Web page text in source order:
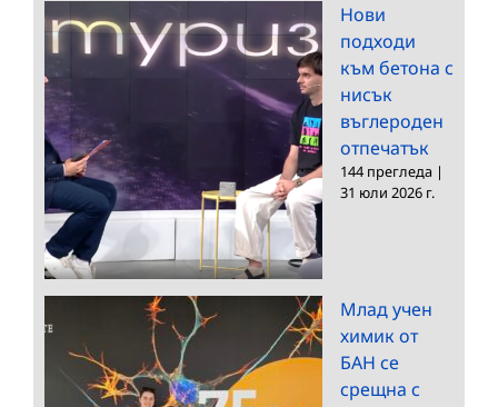
Нови
подходи
към бетона с
нисък
въглероден
отпечатък
144 прегледа |
31 юли 2026 г.
Млад учен
химик от
БАН се
срещна с